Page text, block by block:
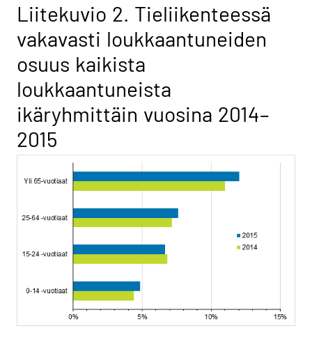
Liitekuvio 2. Tieliikenteessä
vakavasti loukkaantuneiden
osuus kaikista
loukkaantuneista
ikäryhmittäin vuosina 2014–
2015